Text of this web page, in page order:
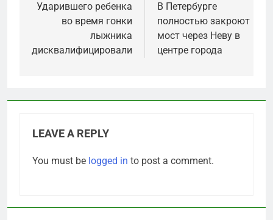
navigation
Ударившего ребенка
во время гонки
лыжника
дисквалифицировали
В Петербурге
полностью закроют
мост через Неву в
центре города
LEAVE A REPLY
You must be logged in to post a comment.